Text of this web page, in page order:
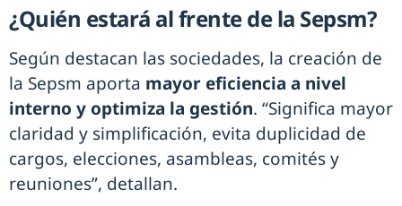
¿Quién estará al frente de la Sepsm?
Según destacan las sociedades, la creación de
la Sepsm aporta mayor eficiencia a nivel
interno y optimiza la gestión. “Significa mayor
claridad y simplificación, evita duplicidad de
cargos, elecciones, asambleas, comités y
reuniones”, detallan.